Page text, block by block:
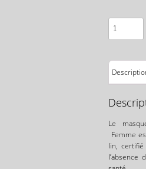
Le
Femme
lin,
l’absence